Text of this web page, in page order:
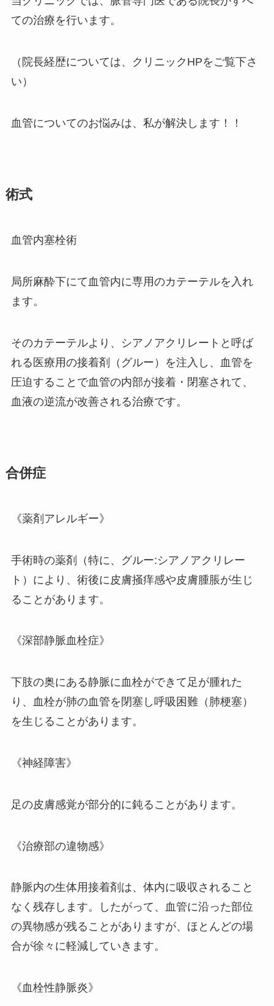
ての治療を行います。
（院長経歴については、クリニックHPをご覧下さ
い）
血管についてのお悩みは、私が解決します！！
術式
血管内塞栓術
局所麻酔下にて血管内に専用のカテーテルを入れ
ます。
そのカテーテルより、シアノアクリレートと呼ば
れる医療用の接着剤（グルー）を注入し、血管を
圧迫することで血管の内部が接着・閉塞されて、
血液の逆流が改善される治療です。
合併症
《薬剤アレルギー》
手術時の薬剤（特に、グルー:シアノアクリレー
ト）により、術後に皮膚掻痒感や皮膚腫脹が生じ
ることがあります。
《深部静脈血栓症》
下肢の奥にある静脈に血栓ができて足が腫れた
り、血栓が肺の血管を閉塞し呼吸困難（肺梗塞）
を生じることがあります。
《神経障害》
足の皮膚感覚が部分的に鈍ることがあります。
《治療部の違物感》
静脈内の生体用接着剤は、体内に吸収されること
なく残存します。したがって、血管に沿った部位
の異物感が残ることがありますが、ほとんどの場
合が徐々に軽減していきます。
《血栓性静脈炎》